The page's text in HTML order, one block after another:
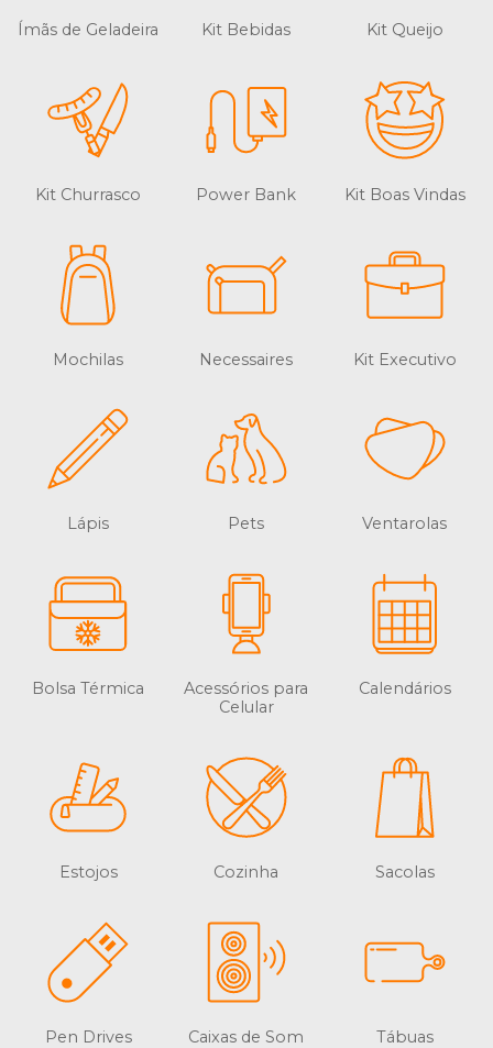
Ímãs de Geladeira Kit Bebidas Kit Queijo
Kit Churrasco Power Bank Kit Boas Vindas
Mochilas Necessaires Kit Executivo
Lápis Pets Ventarolas
Bolsa Térmica
Acessórios para
Celular
Calendários
Estojos Cozinha Sacolas
Pen Drives Caixas de Som Tábuas